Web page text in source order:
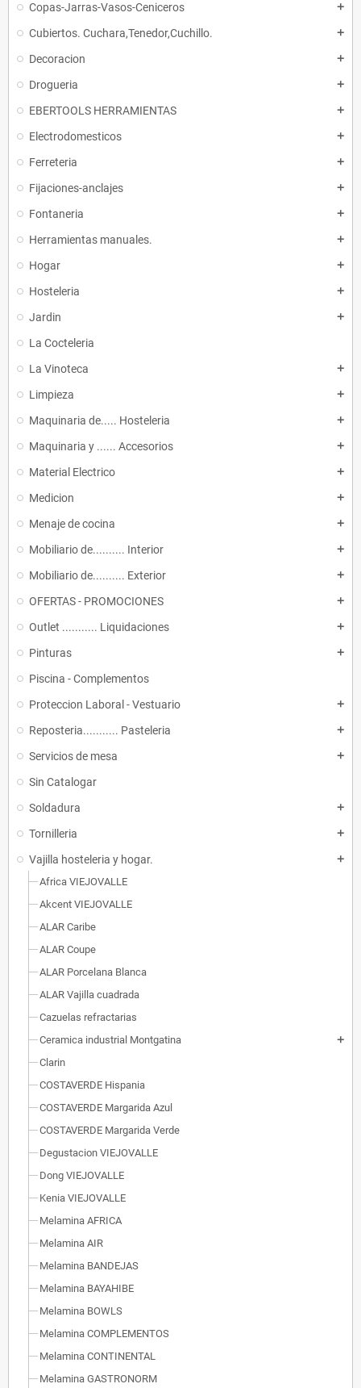
Copas-Jarras-Vasos-Ceniceros add
Cubiertos. Cuchara,Tenedor,Cuchillo. add
Decoracion add
Drogueria add
EBERTOOLS HERRAMIENTAS add
Electrodomesticos add
Ferreteria add
Fijaciones-anclajes add
Fontaneria add
Herramientas manuales. add
Hogar add
Hosteleria add
Jardin add
La Cocteleria
La Vinoteca
add
Limpieza add
Maquinaria de..... Hosteleria add
Maquinaria y ...... Accesorios add
Material Electrico add
Medicion add
Menaje de cocina add
Mobiliario de.......... Interior add
Mobiliario de.......... Exterior add
OFERTAS - PROMOCIONES add
Outlet ........... Liquidaciones add
Pinturas add
Piscina - Complementos
Proteccion Laboral - Vestuario
add
Reposteria........... Pasteleria add
Servicios de mesa add
Sin Catalogar
Soldadura
add
Tornilleria add
Vajilla hosteleria y hogar. add
Africa VIEJOVALLE
Akcent VIEJOVALLE
ALAR Caribe
ALAR Coupe
ALAR Porcelana Blanca
ALAR Vajilla cuadrada
Cazuelas refractarias
Ceramica industrial Montgatina
add
Clarin
COSTAVERDE Hispania
COSTAVERDE Margarida Azul
COSTAVERDE Margarida Verde
Degustacion VIEJOVALLE
Dong VIEJOVALLE
Kenia VIEJOVALLE
Melamina AFRICA
Melamina AIR
Melamina BANDEJAS
Melamina BAYAHIBE
Melamina BOWLS
Melamina COMPLEMENTOS
Melamina CONTINENTAL
Melamina GASTRONORM